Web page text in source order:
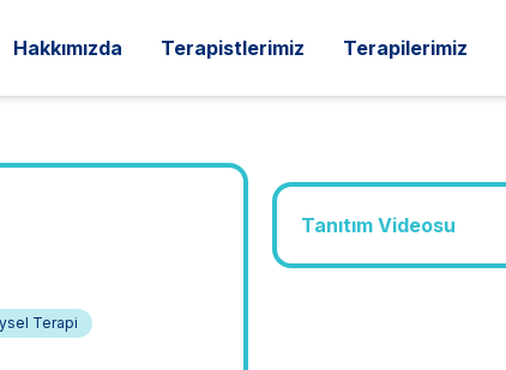
Hakkımızda Terapistlerimiz Terapilerimiz
Terapi
Tanıtım Videosu